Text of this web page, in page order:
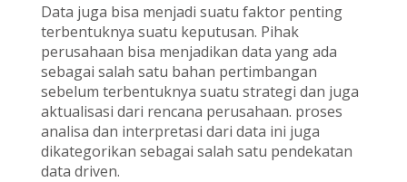
Data juga bisa menjadi suatu faktor penting
terbentuknya suatu keputusan. Pihak
perusahaan bisa menjadikan data yang ada
sebagai salah satu bahan pertimbangan
sebelum terbentuknya suatu strategi dan juga
aktualisasi dari rencana perusahaan. proses
analisa dan interpretasi dari data ini juga
dikategorikan sebagai salah satu pendekatan
data driven.